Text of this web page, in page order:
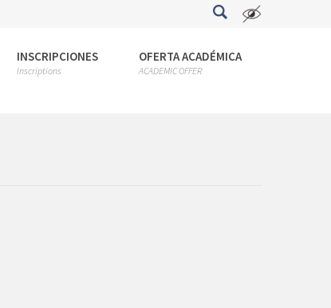
INSCRIPCIONES
Inscriptions
OFERTA ACADÉMICA
ACADEMIC OFFER